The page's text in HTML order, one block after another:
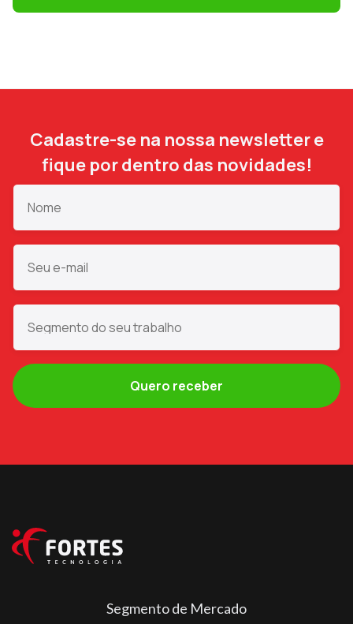
Cadastre-se na nossa newsletter e
fique por dentro das novidades!
Segmento de Mercado